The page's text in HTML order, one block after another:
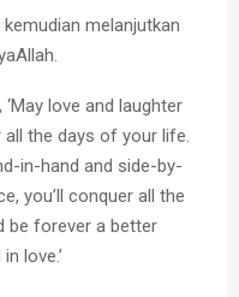
melanjutkan
love and laughter
the days of your life.
in-hand and side-by-
you’ll conquer all the
be forever a better
love.’